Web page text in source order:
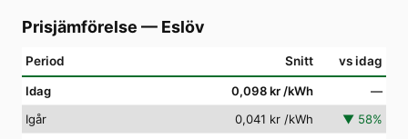
Prisjämförelse — Eslöv
Period Snitt vs idag
Idag 0,098 kr /kWh
—
Igår
0,041 kr /kWh ▼ 58%